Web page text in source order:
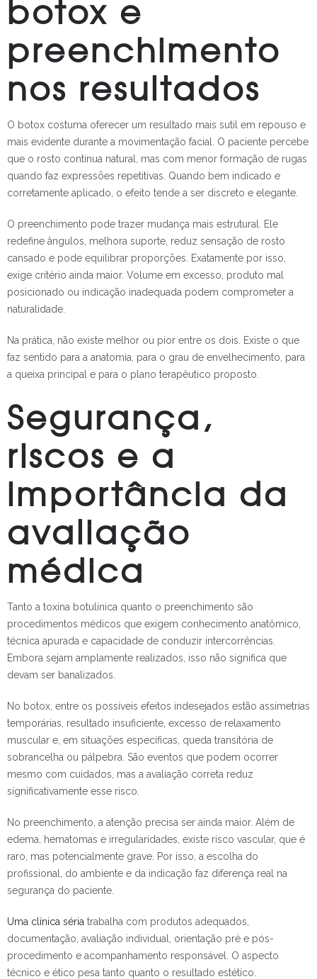
botox e
preenchimento
nos resultados
O botox costuma oferecer um resultado mais sutil em repouso e
mais evidente durante a movimentação facial. O paciente percebe
que o rosto continua natural, mas com menor formação de rugas
quando faz expressões repetitivas. Quando bem indicado e
corretamente aplicado, o efeito tende a ser discreto e elegante.
O preenchimento pode trazer mudança mais estrutural. Ele
redefine ângulos, melhora suporte, reduz sensação de rosto
cansado e pode equilibrar proporções. Exatamente por isso,
exige critério ainda maior. Volume em excesso, produto mal
posicionado ou indicação inadequada podem comprometer a
naturalidade.
Na prática, não existe melhor ou pior entre os dois. Existe o que
faz sentido para a anatomia, para o grau de envelhecimento, para
a queixa principal e para o plano terapêutico proposto.
Segurança,
riscos e a
importância da
avaliação
médica
Tanto a toxina botulínica quanto o preenchimento são
procedimentos médicos que exigem conhecimento anatômico,
técnica apurada e capacidade de conduzir intercorrências.
Embora sejam amplamente realizados, isso não significa que
devam ser banalizados.
No botox, entre os possíveis efeitos indesejados estão assimetrias
temporárias, resultado insuficiente, excesso de relaxamento
muscular e, em situações específicas, queda transitória de
sobrancelha ou pálpebra. São eventos que podem ocorrer
mesmo com cuidados, mas a avaliação correta reduz
significativamente esse risco.
No preenchimento, a atenção precisa ser ainda maior. Além de
edema, hematomas e irregularidades, existe risco vascular, que é
raro, mas potencialmente grave. Por isso, a escolha do
profissional, do ambiente e da indicação faz diferença real na
segurança do paciente.
Uma clínica séria trabalha com produtos adequados,
documentação, avaliação individual, orientação pré e pós-
procedimento e acompanhamento responsável. O aspecto
técnico e ético pesa tanto quanto o resultado estético.